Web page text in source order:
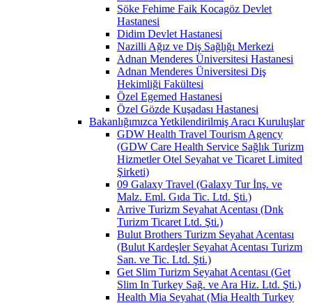
Söke Fehime Faik Kocagöz Devlet
Hastanesi
Didim Devlet Hastanesi
Nazilli Ağız ve Diş Sağlığı Merkezi
Adnan Menderes Üniversitesi Hastanesi
Adnan Menderes Üniversitesi Diş
Hekimliği Fakültesi
Özel Egemed Hastanesi
Özel Gözde Kuşadası Hastanesi
Bakanlığımızca Yetkilendirilmiş Aracı Kuruluşlar
GDW Health Travel Tourism Agency
(GDW Care Health Service Sağlık Turizm
Hizmetler Otel Seyahat ve Ticaret Limited
Şirketi)
09 Galaxy Travel (Galaxy Tur İnş. ve
Malz. Eml. Gıda Tic. Ltd. Şti.)
Arrive Turizm Seyahat Acentası (Dnk
Turizm Ticaret Ltd. Şti.)
Bulut Brothers Turizm Seyahat Acentası
(Bulut Kardeşler Seyahat Acentası Turizm
San. ve Tic. Ltd. Şti.)
Get Slim Turizm Seyahat Acentası (Get
Slim In Turkey Sağ. ve Ara Hiz. Ltd. Şti.)
Health Mia Seyahat (Mia Health Turkey